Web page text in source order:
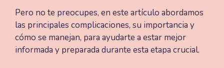
Pero no te preocupes, en este artículo abordamos
las principales complicaciones, su importancia y
cómo se manejan, para ayudarte a estar mejor
informada y preparada durante esta etapa crucial.